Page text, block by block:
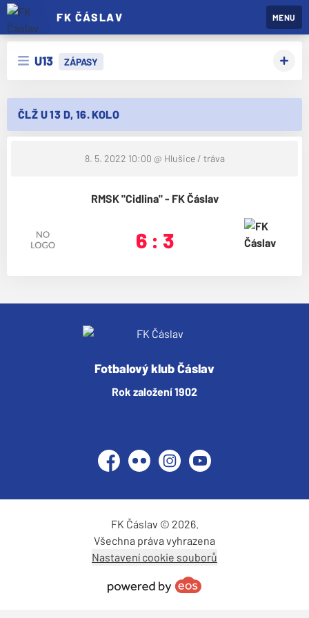
FK ČÁSLAV MENU
U13 ZÁPASY
ČLŽ U 13 D, 16. KOLO
8. 5. 2022 10:00 @ Hlušice / tráva
RMSK "Cidlina" - FK Čáslav
6 : 3
Fotbalový klub Čáslav
Rok založení 1902
Facebook
Flickr InstagramYouTube
FK Čáslav © 2026.
Všechna práva vyhrazena
Nastavení cookie souborů